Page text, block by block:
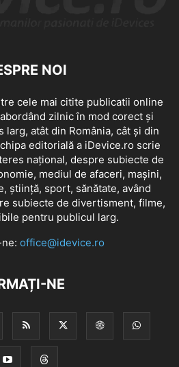
NOI
cele mai citite publicatii online
zilnic în mod corect și
atât din România, cât și din
editorială a iDevice.ro scrie
național, despre subiecte de
mediul de afaceri, mașini,
știință, sport, sănătate, având
subiecte de divertisment, filme,
pentru publicul larg.
office@idevice.ro
NE